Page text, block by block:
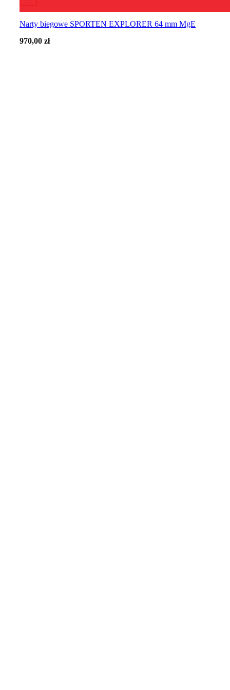
Narty biegowe SPORTEN EXPLORER 64 mm MgE
970,00 zł